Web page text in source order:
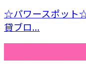
☆パワースポット
貸ブロ...